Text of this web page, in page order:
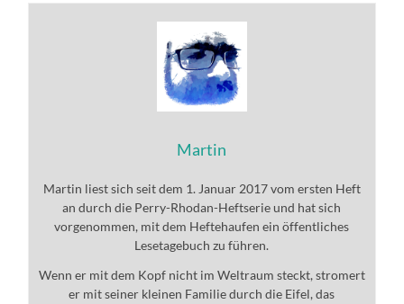
Martin
Martin liest sich seit dem 1. Januar 2017 vom ersten Heft
an durch die Perry-Rhodan-Heftserie und hat sich
vorgenommen, mit dem Heftehaufen ein öffentliches
Lesetagebuch zu führen.
Wenn er mit dem Kopf nicht im Weltraum steckt, stromert
er mit seiner kleinen Familie durch die Eifel, das